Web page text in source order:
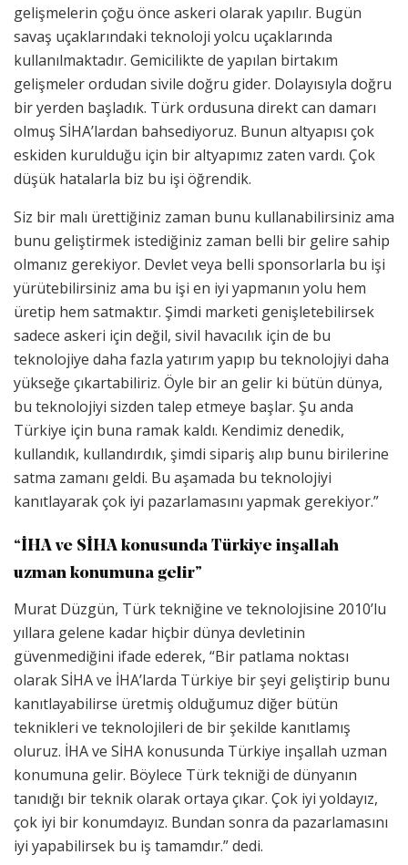
gelişmelerin çoğu önce askeri olarak yapılır. Bugün
savaş uçaklarındaki teknoloji yolcu uçaklarında
kullanılmaktadır. Gemicilikte de yapılan birtakım
gelişmeler ordudan sivile doğru gider. Dolayısıyla doğru
bir yerden başladık. Türk ordusuna direkt can damarı
olmuş SİHA’lardan bahsediyoruz. Bunun altyapısı çok
eskiden kurulduğu için bir altyapımız zaten vardı. Çok
düşük hatalarla biz bu işi öğrendik.
Siz bir malı ürettiğiniz zaman bunu kullanabilirsiniz ama
bunu geliştirmek istediğiniz zaman belli bir gelire sahip
olmanız gerekiyor. Devlet veya belli sponsorlarla bu işi
yürütebilirsiniz ama bu işi en iyi yapmanın yolu hem
üretip hem satmaktır. Şimdi marketi genişletebilirsek
sadece askeri için değil, sivil havacılık için de bu
teknolojiye daha fazla yatırım yapıp bu teknolojiyi daha
yükseğe çıkartabiliriz. Öyle bir an gelir ki bütün dünya,
bu teknolojiyi sizden talep etmeye başlar. Şu anda
Türkiye için buna ramak kaldı. Kendimiz denedik,
kullandık, kullandırdık, şimdi sipariş alıp bunu birilerine
satma zamanı geldi. Bu aşamada bu teknolojiyi
kanıtlayarak çok iyi pazarlamasını yapmak gerekiyor.”
“İHA ve SİHA konusunda Türkiye inşallah
uzman konumuna gelir”
Murat Düzgün, Türk tekniğine ve teknolojisine 2010’lu
yıllara gelene kadar hiçbir dünya devletinin
güvenmediğini ifade ederek, “Bir patlama noktası
olarak SİHA ve İHA’larda Türkiye bir şeyi geliştirip bunu
kanıtlayabilirse üretmiş olduğumuz diğer bütün
teknikleri ve teknolojileri de bir şekilde kanıtlamış
oluruz. İHA ve SİHA konusunda Türkiye inşallah uzman
konumuna gelir. Böylece Türk tekniği de dünyanın
tanıdığı bir teknik olarak ortaya çıkar. Çok iyi yoldayız,
çok iyi bir konumdayız. Bundan sonra da pazarlamasını
iyi yapabilirsek bu iş tamamdır.” dedi.